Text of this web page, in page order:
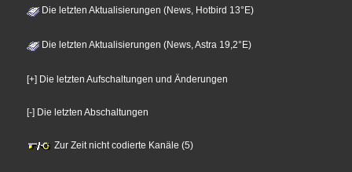
Die letzten Aktualisierungen (News, Hotbird 13°E)
Die letzten Aktualisierungen (News, Astra 19,2°E)
[+] Die letzten Aufschaltungen und Änderungen
[-] Die letzten Abschaltungen
Zur Zeit nicht codierte Kanäle (5)